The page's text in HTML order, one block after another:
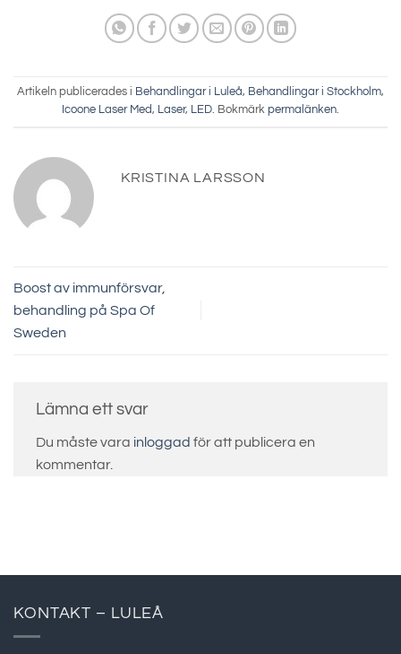
Artikeln publicerades i Behandlingar i Luleå, Behandlingar i Stockholm,
Icoone Laser Med, Laser, LED. Bokmärk permalänken.
KRISTINA LARSSON
Boost av immunförsvar,
behandling på Spa Of
Sweden
Lämna ett svar
Du måste vara inloggad för att publicera en
kommentar.
KONTAKT – LULEÅ